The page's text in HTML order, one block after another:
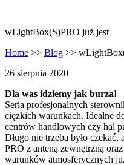
wLightBox(S)PRO już jest
Home >> Blog >>
26 sierpnia 2020
Dla was idziemy jak burza!
Seria profesjonalnych
ciężkich warunkach. Idealne
centrów handlowych czy hal
Długo nie trzeba było
PRO z anteną zewnętrzną
warunków atmosferycznych